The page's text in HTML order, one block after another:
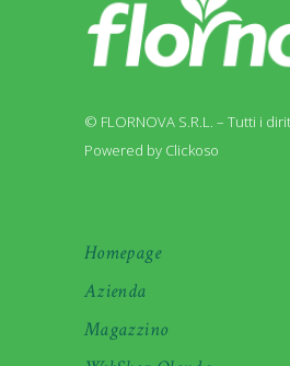
© FLORNOVA S.R.L. – Tutti i
Powered by Clickoso
Homepage
Azienda
Magazzino